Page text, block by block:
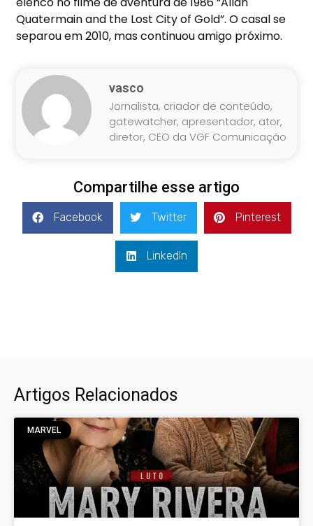
Quatermain and the Lost City of Gold”. O casal se
separou em 2010, mas continuou amigo próximo.
vasco
Jornalista, criador de conteúdo,
gatewatcher, apresentador, ator,
diretor, CEO da VGF Comunicação
Compartilhe esse artigo
Facebook Twitter Pinterest
LinkedIn
Artigos Relacionados
MARVEL